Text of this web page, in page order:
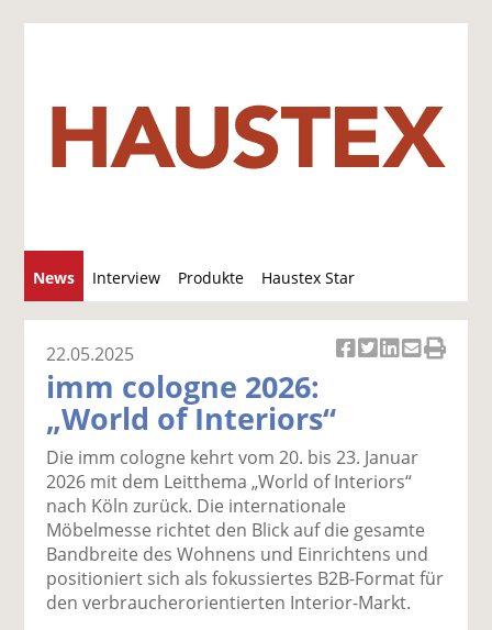
News Interview Produkte Haustex Star
u
c
k
el
a
uf
F
ac
e
b
o
el
t
wi
er
n
a
uf
n
k
e
di
p
er
E
m
ai
l
v
e
n
22.05.2025
imm cologne 2026:
„World of Interiors“
Die imm cologne kehrt vom 20. bis 23. Januar
2026 mit dem Leitthema „World of Interiors“
nach Köln zurück. Die internationale
Möbelmesse richtet den Blick auf die gesamte
Bandbreite des Wohnens und Einrichtens und
positioniert sich als fokussiertes B2B-Format für
den verbraucherorientierten Interior-Markt.